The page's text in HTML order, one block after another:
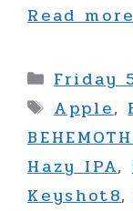
Read
Friday
Tags
Apple,
Hazy IPA,
Keyshot8